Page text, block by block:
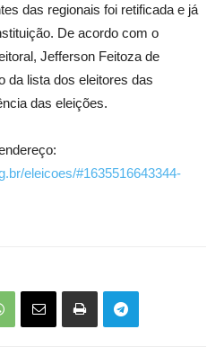
das regionais foi retificada e já
De acordo com o
Jefferson Feitoza de
da lista dos eleitores das
das eleições.
eleicoes/#1635516643344-